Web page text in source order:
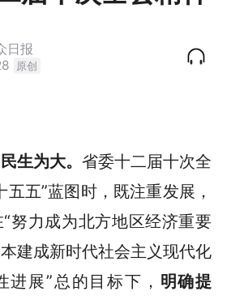
日报
原创
生为大。省委十二届十次全
五五”蓝图时，既注重发展，
努力成为北方地区经济重要
建成新时代社会主义现代化
进展”总的目标下， 明确提